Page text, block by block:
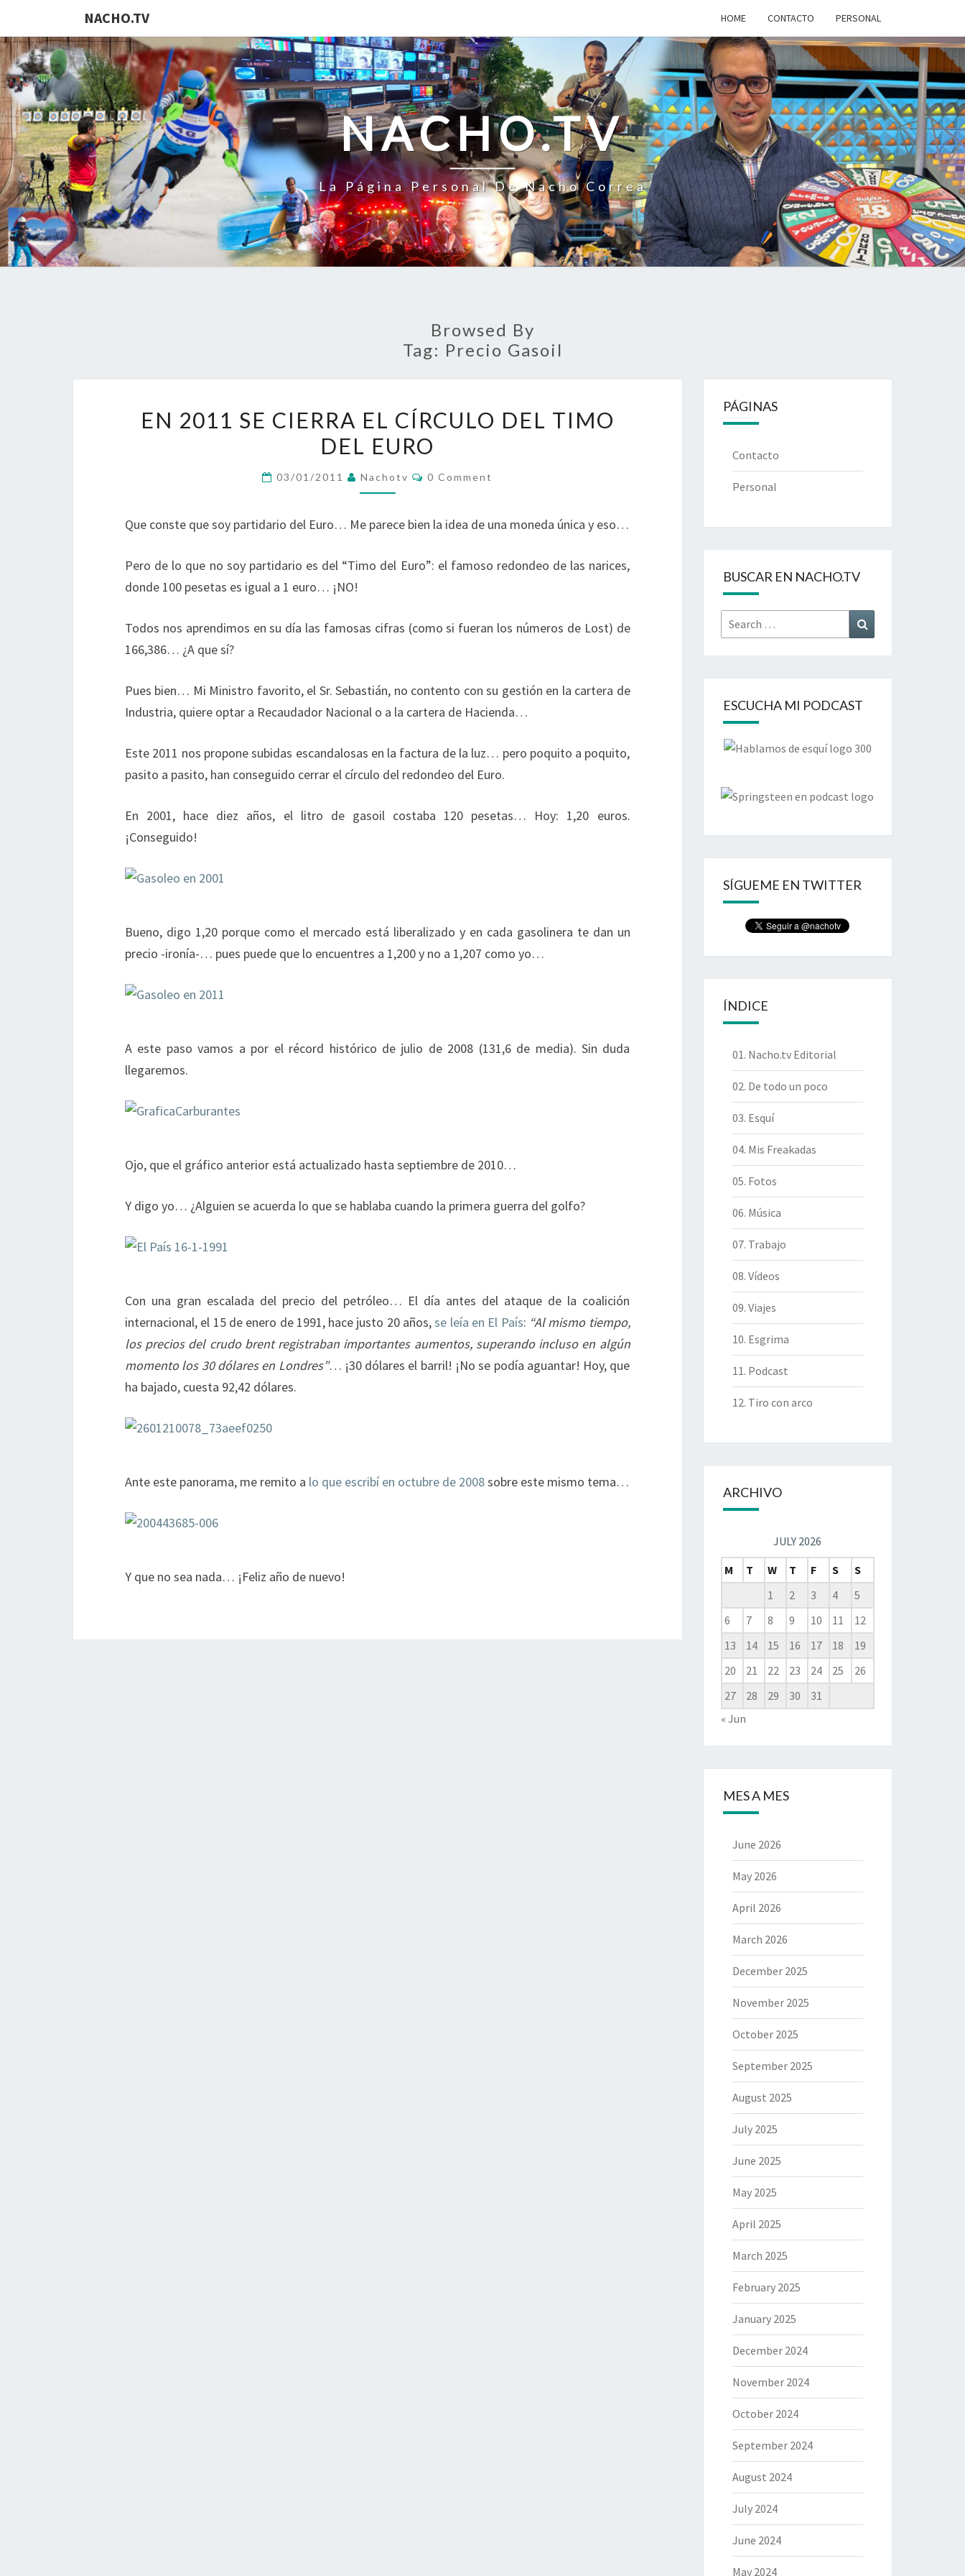
NACHO.TV HOME CONTACTO PERSONAL
NACHO.TV
La Página Personal De Nacho Correa
Browsed By
Tag: Precio Gasoil
2011
SE
EL
DEL
DEL
EN 2011 SE CIERRA EL CÍRCULO DEL TIMO
DEL EURO
03/01/2011 Nachotv Comments
0 Comment
Que conste que soy partidario del Euro… Me parece bien la idea de una moneda única y eso…
Pero de lo que no soy partidario es del “Timo del Euro”: el famoso redondeo de las narices,
donde 100 pesetas es igual a 1 euro… ¡NO!
Todos nos aprendimos en su día las famosas cifras (como si fueran los números de Lost) de
166,386… ¿A que sí?
Pues bien… Mi Ministro favorito, el Sr. Sebastián, no contento con su gestión en la cartera de
Industria, quiere optar a Recaudador Nacional o a la cartera de Hacienda…
Este 2011 nos propone subidas escandalosas en la factura de la luz… pero poquito a poquito,
pasito a pasito, han conseguido cerrar el círculo del redondeo del Euro.
En 2001, hace diez años, el litro de gasoil costaba 120 pesetas… Hoy: 1,20 euros.
¡Conseguido!
Bueno, digo 1,20 porque como el mercado está liberalizado y en cada gasolinera te dan un
precio -ironía-… pues puede que lo encuentres a 1,200 y no a 1,207 como yo…
A este paso vamos a por el récord histórico de julio de 2008 (131,6 de media). Sin duda
llegaremos.
Ojo, que el gráfico anterior está actualizado hasta septiembre de 2010…
Y digo yo… ¿Alguien se acuerda lo que se hablaba cuando la primera guerra del golfo?
Con una gran escalada del precio del petróleo… El día antes del ataque de la coalición
internacional, el 15 de enero de 1991, hace justo 20 años,se leía en El País: “Al mismo tiempo,
los precios del crudo brent registraban importantes aumentos, superando incluso en algún
momento los 30 dólares en Londres”… ¡30 dólares el barril! ¡No se podía aguantar! Hoy, que
ha bajado, cuesta 92,42 dólares.
Ante este panorama, me remito a lo que escribí en octubre de 2008sobre este mismo tema…
Y que no sea nada… ¡Feliz año de nuevo!
PÁGINAS
Contacto
Personal
BUSCAR EN NACHO.TV
Search
for:
ESCUCHA MI PODCAST
SÍGUEME EN TWITTER
ÍNDICE
01. Nacho.tv Editorial
02. De todo un poco
03. Esquí
04. Mis Freakadas
05. Fotos
06. Música
07. Trabajo
08. Vídeos
09. Viajes
10. Esgrima
11. Podcast
12. Tiro con arco
ARCHIVO
JULY 2026
M
T W T F S
S
1
2 3 4
5
6
7 8 9 10 11
12
13
14 15 16 17 18
19
20
21 22 23 24 25
26
27
28 29 30
31
« Jun
MES A MES
June 2026
May 2026
April 2026
March 2026
December 2025
November 2025
October 2025
September 2025
August 2025
July 2025
June 2025
May 2025
April 2025
March 2025
February 2025
January 2025
December 2024
November 2024
October 2024
September 2024
August 2024
July 2024
June 2024
May 2024